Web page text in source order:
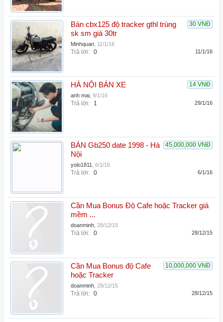
30 VNĐ
Bán cbx125 độ tracker gthl trùng
sk sm giá 30tr
Minhquan 11/1/16
Trả lời: 0 11/1/16
14 VNĐ
HÀ NỘI BÁN XE
anh mai 9/1/16
Trả lời: 1 29/1/16
45,000,000 VNĐ
BÁN Gb250 date 1998 - Hà
Nội
yolo1811 6/1/16
Trả lời: 0 6/1/16
Cần Mua Bonus Độ Cafe hoặc Tracker giá
mềm ...
doanminh 28/12/15
Trả lời: 0 28/12/15
10,000,000 VNĐ
Cần Mua Bonus độ Cafe
hoặc Tracker
doanminh 28/12/15
Trả lời: 0 28/12/15